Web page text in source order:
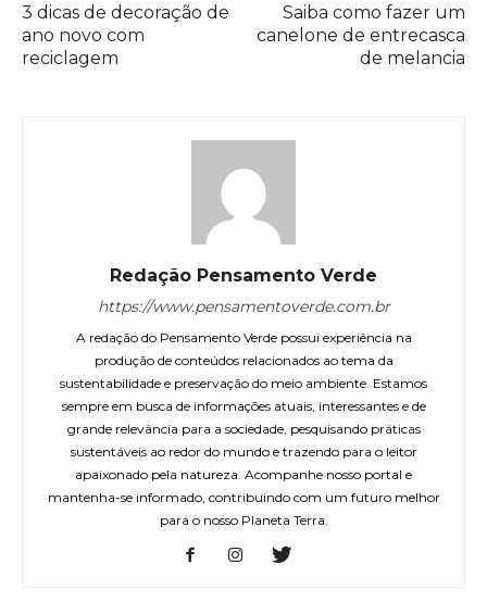
3 dicas de decoração de
ano novo com
reciclagem
Saiba como fazer um
canelone de entrecasca
de melancia
Redação Pensamento Verde
https://www.pensamentoverde.com.br
A redação do Pensamento Verde possui experiência na
produção de conteúdos relacionados ao tema da
sustentabilidade e preservação do meio ambiente. Estamos
sempre em busca de informações atuais, interessantes e de
grande relevância para a sociedade, pesquisando práticas
sustentáveis ao redor do mundo e trazendo para o leitor
apaixonado pela natureza. Acompanhe nosso portal e
mantenha-se informado, contribuindo com um futuro melhor
para o nosso Planeta Terra.